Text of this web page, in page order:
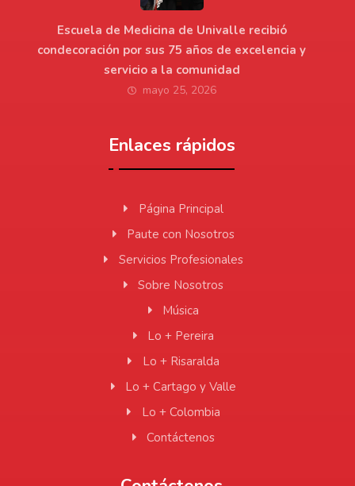
Escuela de Medicina de Univalle recibió
condecoración por sus 75 años de excelencia y
servicio a la comunidad
mayo 25, 2026
Enlaces rápidos
Página Principal
Paute con Nosotros
Servicios Profesionales
Sobre Nosotros
Música
Lo + Pereira
Lo + Risaralda
Lo + Cartago y Valle
Lo + Colombia
Contáctenos